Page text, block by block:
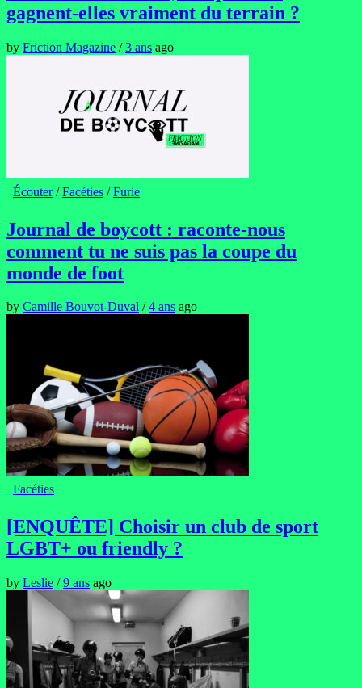
gagnent-elles vraiment du terrain ?
by Friction Magazine /3 ans ago
Écouter/Facéties /Furie
Journal de boycott : raconte-nous
comment tu ne suis pas la coupe du
monde de foot
by Camille Bouvot-Duval /4 ans ago
Facéties
[ENQUÊTE] Choisir un club de sport
LGBT+ ou friendly ?
by Leslie /9 ans ago